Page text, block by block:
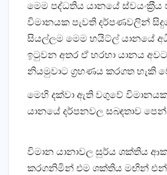
මෙම පද්ධතිය යානයේ ස්වයංක‍්‍රීය
විමානයක පැවති දර්පණවලින්
සියල්ලම මෙම හයිට්ල් යානයේ
ඉටුවන අතර ඒ හරහා යානය
නියමුවාට ග‍්‍රහණය කරගත හැකි
මෙහි දක්වා ඇති වගුවේ
යානයේ දර්පනවල සබඳතාව
විමාන යානාවල සුර්ය ශක්තිය
කරගනිමින් එම ශක්තිය මඟින්